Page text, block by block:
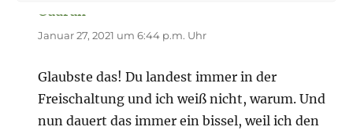
Gudrun
Januar 27, 2021 um 6:44 p.m. Uhr
Glaubste das! Du landest immer in der
Freischaltung und ich weiß nicht, warum. Und
nun dauert das immer ein bissel, weil ich den